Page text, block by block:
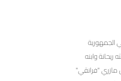
الجمهورية
وابنه
مازري "فرانقي"